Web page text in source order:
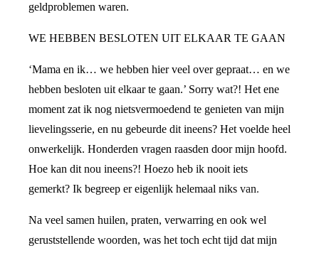
geldproblemen waren.
WE HEBBEN BESLOTEN UIT ELKAAR TE GAAN
‘Mama en ik… we hebben hier veel over gepraat… en we
hebben besloten uit elkaar te gaan.’ Sorry wat?! Het ene
moment zat ik nog nietsvermoedend te genieten van mijn
lievelingsserie, en nu gebeurde dit ineens? Het voelde heel
onwerkelijk. Honderden vragen raasden door mijn hoofd.
Hoe kan dit nou ineens?! Hoezo heb ik nooit iets
gemerkt? Ik begreep er eigenlijk helemaal niks van.
Na veel samen huilen, praten, verwarring en ook wel
geruststellende woorden, was het toch echt tijd dat mijn